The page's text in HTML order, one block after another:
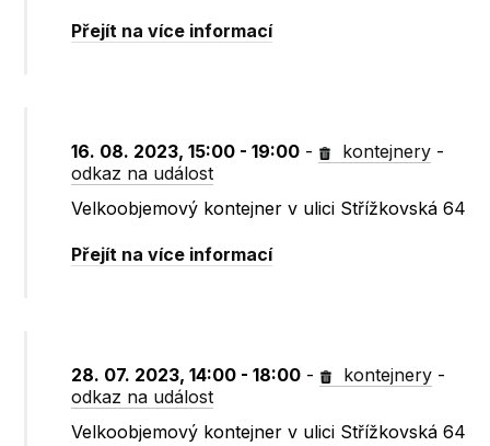
Přejít na více informací
16. 08. 2023, 15:00 - 19:00 - kontejnery -
odkaz na událost
Velkoobjemový kontejner v ulici Střížkovská 64
Přejít na více informací
28. 07. 2023, 14:00 - 18:00 - kontejnery -
odkaz na událost
Velkoobjemový kontejner v ulici Střížkovská 64